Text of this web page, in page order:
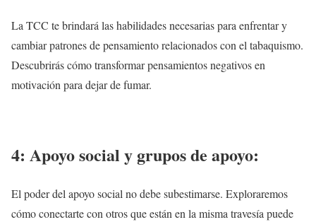
La TCC te brindará las habilidades necesarias para enfrentar y
cambiar patrones de pensamiento relacionados con el tabaquismo.
Descubrirás cómo transformar pensamientos negativos en
motivación para dejar de fumar.
4: Apoyo social y grupos de apoyo:
El poder del apoyo social no debe subestimarse. Exploraremos
cómo conectarte con otros que están en la misma travesía puede